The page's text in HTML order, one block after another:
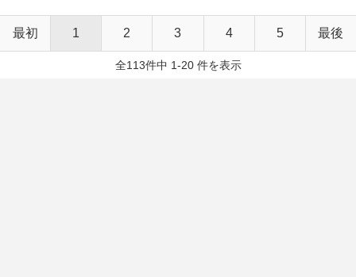
最初 1 2 3 4 5 最後
全113件中 1-20 件を表示